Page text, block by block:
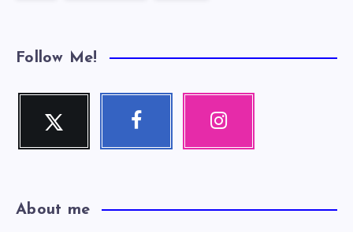
Follow Me!
Twitter Facebook Instagram
Nossas
About me